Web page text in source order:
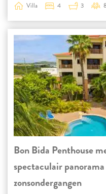
Villa 4 3 8
Bon Bida Penthouse
spectaculair
zonsondergangen